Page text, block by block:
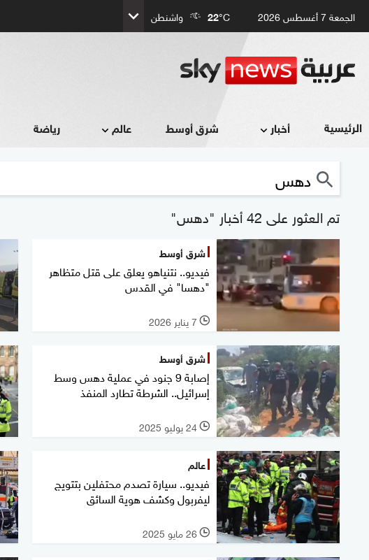
الجمعة 7 أغسطس 2026 22°C واشنطن
الرئيسية أخبار شرق أوسط عالم رياضة
تم العثور على 42 أخبار "دهس"
شرق أوسط
فيديو.. نتنياهو يعلق على قتل متظاهر
"دهسا" في القدس
l 7 يناير 2026
شرق أوسط
إصابة 9 جنود في عملية دهس وسط
إسرائيل.. الشرطة تطارد المنفذ
l 24 يوليو 2025
عالم
فيديو.. سيارة تصدم محتفلين بتتويج
ليفربول وكشف هوية السائق
l 26 مايو 2025